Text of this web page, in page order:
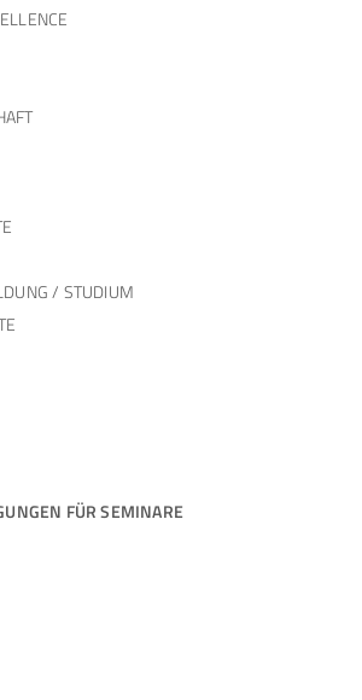
/ STUDIUM
FÜR SEMINARE